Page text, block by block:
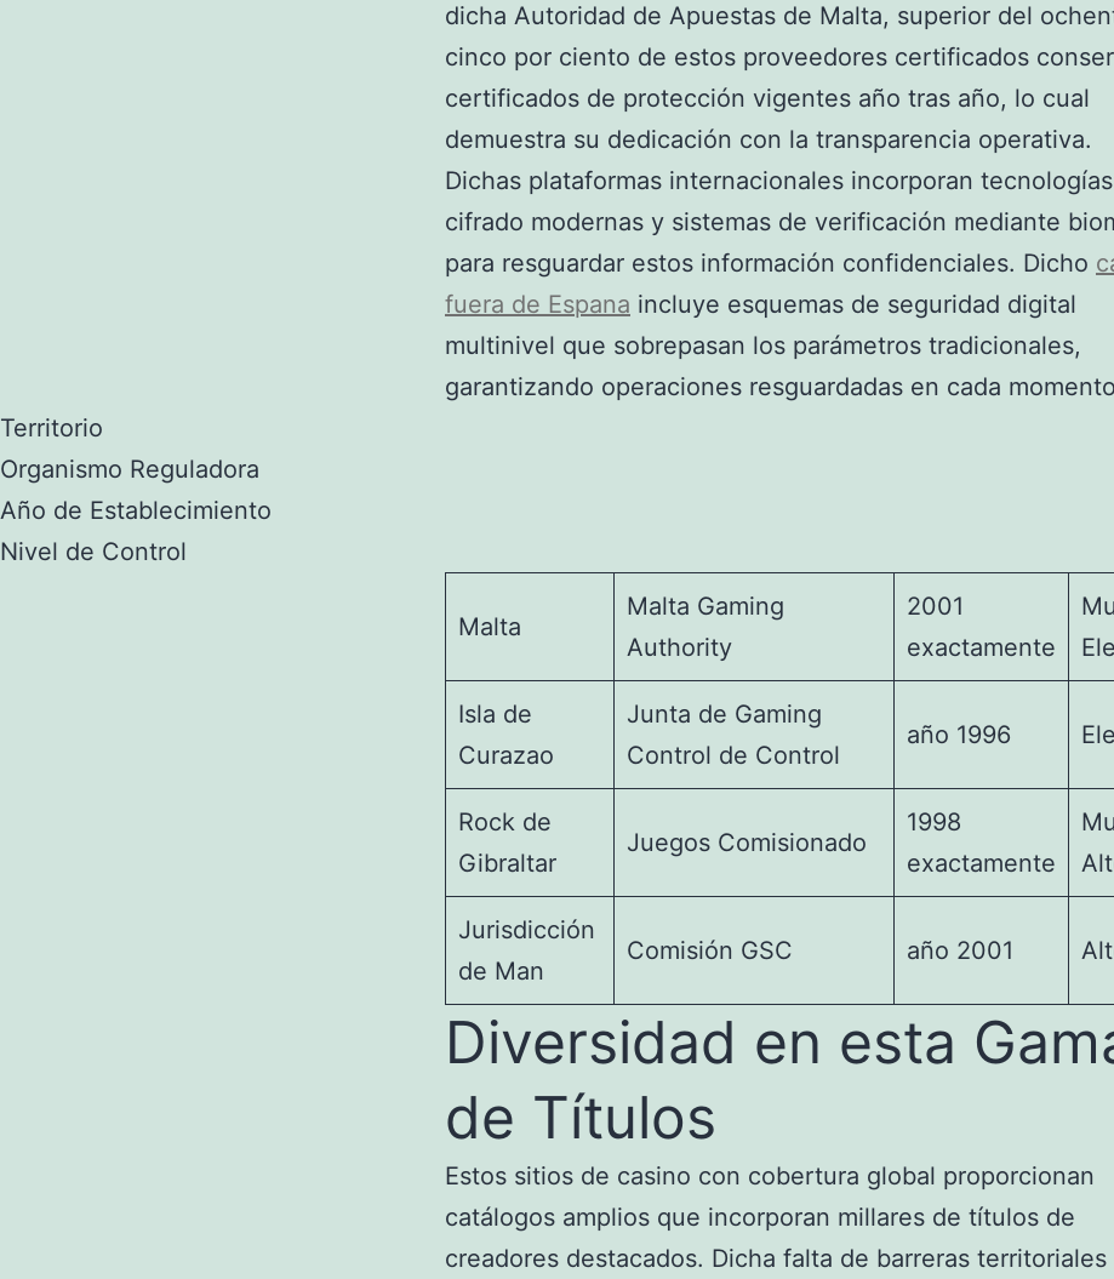
dicha Autoridad de Apuestas de Malta, superior del
cinco por ciento de estos proveedores certificados
certificados de protección vigentes año tras año, lo cual
demuestra su dedicación con la transparencia operativa.
Dichas plataformas internacionales incorporan
cifrado modernas y sistemas de verificación mediante
para resguardar estos información confidenciales. Dicho
fuera de Espana incluye esquemas de seguridad digital
multinivel que sobrepasan los parámetros tradicionales,
garantizando operaciones resguardadas en cada
Territorio
Organismo Reguladora
Año de Establecimiento
Nivel de Control
Malta
Malta Gaming
Authority
2001
exactamente
Isla de
Curazao
Junta de Gaming
Control de Control
año 1996
Rock de
Gibraltar
Juegos Comisionado
1998
exactamente
Jurisdicción
de Man
Comisión GSC año 2001
Diversidad en esta
de Títulos
Estos sitios de casino con cobertura global proporcionan
catálogos amplios que incorporan millares de títulos de
creadores destacados. Dicha falta de barreras territoriales